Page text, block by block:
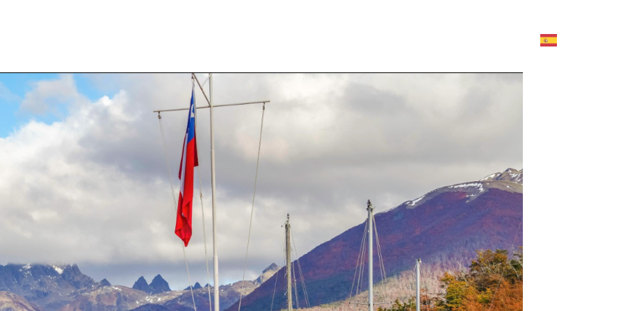
ATRACTIVOS TURÍSTICOS